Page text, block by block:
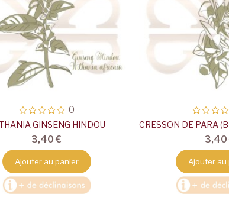
0
GINSENG HINDOU
3,40 €
Ajouter au panier
3,40
Ajouter au